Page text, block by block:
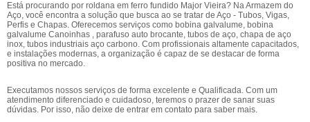
Está procurando por roldana em ferro fundido Major Vieira? Na Armazem do
Aço, você encontra a solução que busca ao se tratar de Aço - Tubos, Vigas,
Perfis e Chapas. Oferecemos serviços como bobina galvalume, bobina
galvalume Canoinhas , parafuso auto brocante, tubos de aço, chapa de aço
inox, tubos industriais aço carbono. Com profissionais altamente capacitados,
e instalações modernas, a organização é capaz de se destacar de forma
positiva no mercado.
Executamos nossos serviços de forma excelente e Qualificada. Com um
atendimento diferenciado e cuidadoso, teremos o prazer de sanar suas
dúvidas. Por isso, não deixe de entrar em contato para saber mais.